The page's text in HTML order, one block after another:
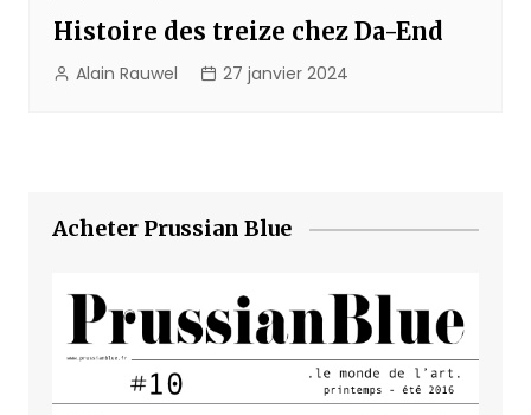
Histoire des treize chez Da-End
Alain Rauwel 27 janvier 2024
Acheter Prussian Blue